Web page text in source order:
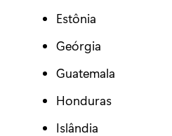
Estônia
Geórgia
Guatemala
Honduras
Islândia